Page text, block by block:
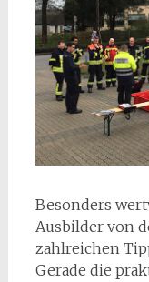
Besonders
Ausbilder von
zahlreichen
Gerade die